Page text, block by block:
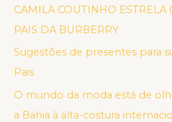
CAMILA COUTINHO ESTRELA
PAIS DA BURBERRY
Sugestões de presentes para
Pais
O mundo da moda está de
a Bahia à alta-costura